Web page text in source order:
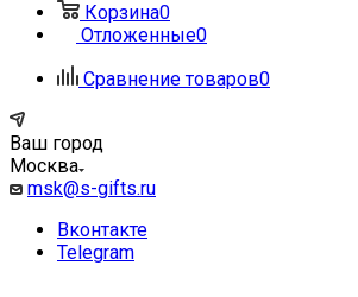
Корзина0
Отложенные0
Сравнение товаров0
Ваш город
Москва
msk@s-gifts.ru
Вконтакте
Telegram